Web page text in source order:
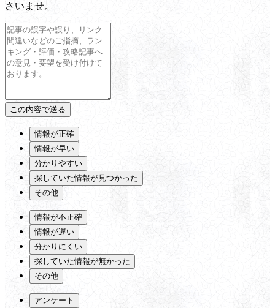
さいませ。
情報が正確
情報が早い
分かりやすい
探していた情報が見つかった
その他
情報が不正確
情報が遅い
分かりにくい
探していた情報が無かった
その他
アンケート